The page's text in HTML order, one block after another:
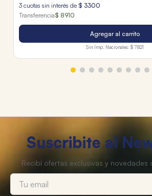
3 cuotas sin interés de $ 3300
Transferencia$ 8910
Agregar al carrito
Sin Imp. Nacionales: $ 7821
Suscribite al